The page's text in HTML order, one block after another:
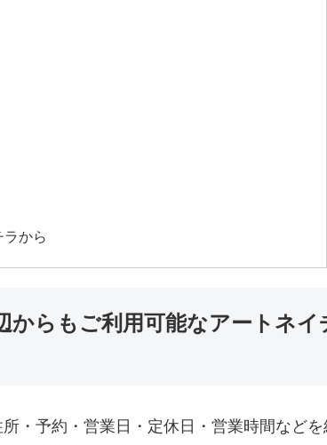
から
からもご利用可能なアートネイ
・予約・営業日・定休日・営業時間などを